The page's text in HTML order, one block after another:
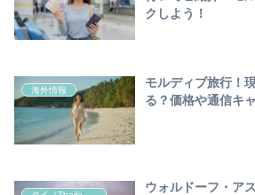
クしよう！
海外情報
モルディブ旅行！
る？価格や通信キ
ウォルドーフ・ア